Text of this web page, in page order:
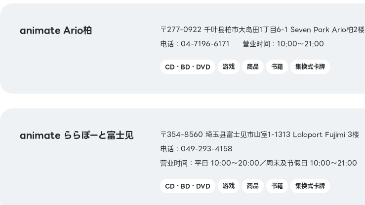
animate Ario柏
〒277-0922 千叶县柏市大岛田1丁目6-1 Seven Park Ario柏2楼
电话：04-7196-6171
营业时间：10:00～21:00
CD・BD・DVD 游戏 商品 书籍 集换式卡牌
animate ららぽーと富士见
〒354-8560 埼玉县富士见市山室1-1313 Lalaport Fujimi 3楼
电话：049-293-4158
营业时间：平日 10:00～20:00／周末及节假日 10:00～21:00
CD・BD・DVD 游戏 商品 书籍 集换式卡牌